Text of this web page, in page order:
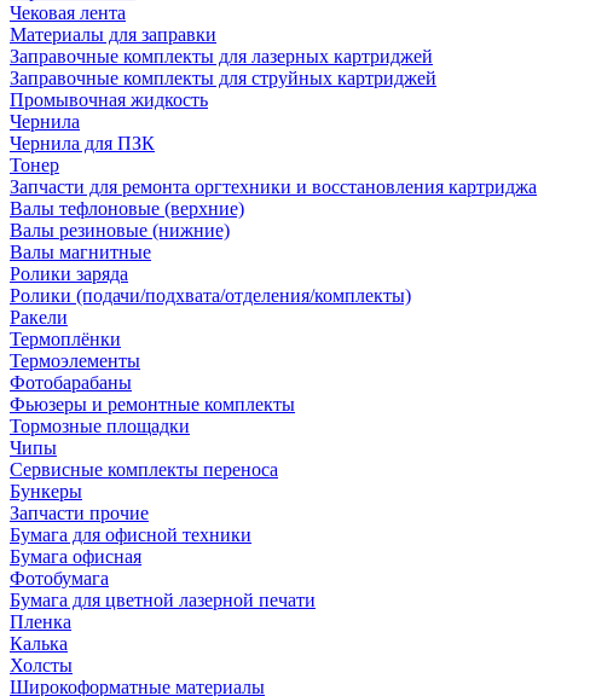
Чековая лента
Материалы для заправки
Заправочные комплекты для лазерных картриджей
Заправочные комплекты для струйных картриджей
Промывочная жидкость
Чернила
Чернила для ПЗК
Тонер
Запчасти для ремонта оргтехники и восстановления картриджа
Валы тефлоновые (верхние)
Валы резиновые (нижние)
Валы магнитные
Ролики заряда
Ролики (подачи/подхвата/отделения/комплекты)
Ракели
Термоплёнки
Термоэлементы
Фотобарабаны
Фьюзеры и ремонтные комплекты
Тормозные площадки
Чипы
Сервисные комплекты переноса
Бункеры
Запчасти прочие
Бумага для офисной техники
Бумага офисная
Фотобумага
Бумага для цветной лазерной печати
Пленка
Калька
Холсты
Широкоформатные материалы